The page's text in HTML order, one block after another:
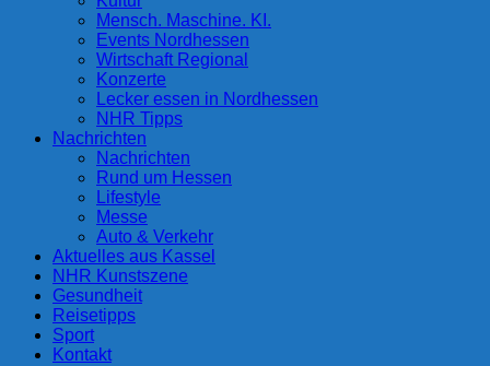
Mensch. Maschine. KI.
Events Nordhessen
Wirtschaft Regional
Konzerte
Lecker essen in Nordhessen
NHR Tipps
Nachrichten
Nachrichten
Rund um Hessen
Lifestyle
Messe
Auto & Verkehr
Aktuelles aus Kassel
NHR Kunstszene
Gesundheit
Reisetipps
Sport
Kontakt